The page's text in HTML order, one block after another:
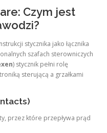
Czym jest
stycznika jako łącznika
szafach sterowniczych
) stycznik pełni rolę
sterującą a grzałkami
przez które przepływa prąd